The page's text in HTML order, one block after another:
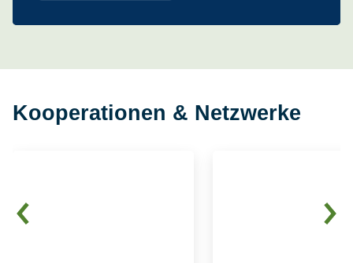
Kooperationen & Netzwerke